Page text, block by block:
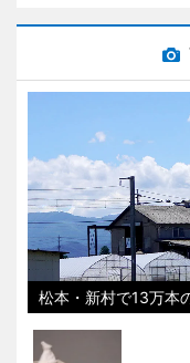
松本・新村で13万本